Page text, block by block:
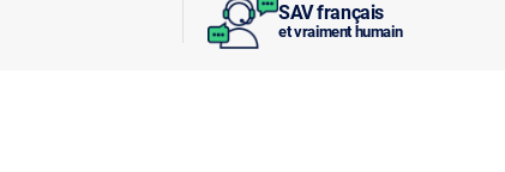
SAV français
et vraiment humain